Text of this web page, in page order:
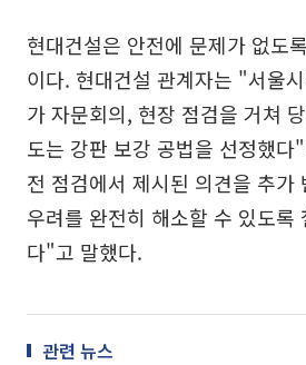
현대건설은 안전에 문제가 없도
이다. 현대건설 관계자는 "서울
가 자문회의, 현장 점검을 거쳐
도는 강판 보강 공법을 선정했
전 점검에서 제시된 의견을 추가
우려를 완전히 해소할 수 있도록
다"고 말했다.
관련 뉴스